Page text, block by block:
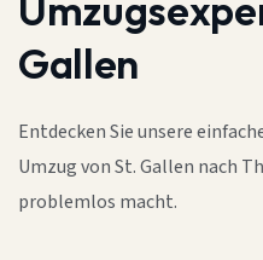
Gallen
Entdecken Sie unsere
Umzug von St. Gallen nach
problemlos macht.